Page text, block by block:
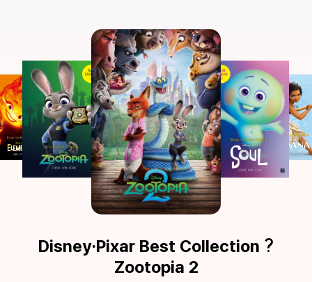
Disney·Pixar Best Collection ?
Zootopia 2